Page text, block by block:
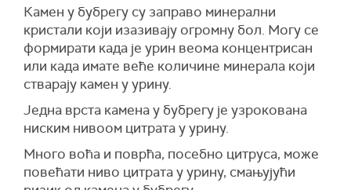
Камен у бубрегу су заправо минерални
кристали који изазивају огромну бол. Могу се
формирати када је урин веома концентрисан
или када имате веће количине минерала који
стварају камен у урину.
Једна врста камена у бубрегу је узрокована
ниским нивоом цитрата у урину.
Много воћа и поврћа, посебно цитруса, може
повећати ниво цитрата у урину, смањујући